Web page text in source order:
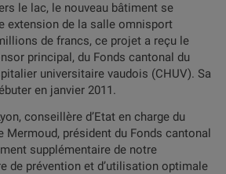
le lac, le nouveau bâtiment se
extension de la salle omnisport
de francs, ce projet a reçu le
principal, du Fonds cantonal du
universitaire vaudois (CHUV). Sa
en janvier 2011.
conseillère d’Etat en charge du
Mermoud, président du Fonds cantonal
supplémentaire de notre
de prévention et d’utilisation optimale